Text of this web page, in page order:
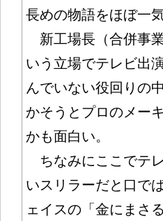
長めの物語をほぼ一
新工場長（合併事
いう立場でテレビ出
んでいない役回りの
かそうとプロのメー
かも面白い。
ちなみにここでテ
いスリラーだと口で
ェイスの「金にまさ